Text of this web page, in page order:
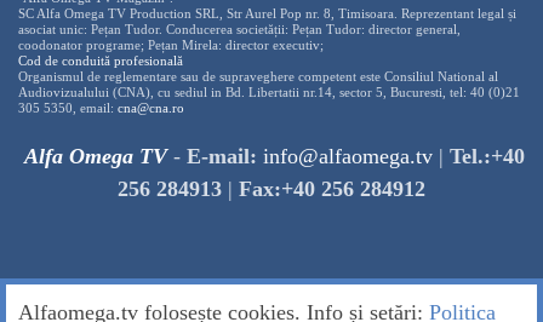
SC Alfa Omega TV Production SRL, Str Aurel Pop nr. 8, Timisoara. Reprezentant legal și
asociat unic: Pețan Tudor. Conducerea societății: Pețan Tudor: director general,
coodonator programe; Pețan Mirela: director executiv;
Cod de conduită profesională
Organismul de reglementare sau de supraveghere competent este Consiliul National al
Audiovizualului (CNA), cu sediul in Bd. Libertatii nr.14, sector 5, Bucuresti, tel: 40 (0)21
305 5350, email: cna@cna.ro
Alfa Omega TV- E-mail: info@alfaomega.tv | Tel.:+40
256 284913 | Fax:+40 256 284912
Alfaomega.tv folosește cookies. Info și setări: Politica